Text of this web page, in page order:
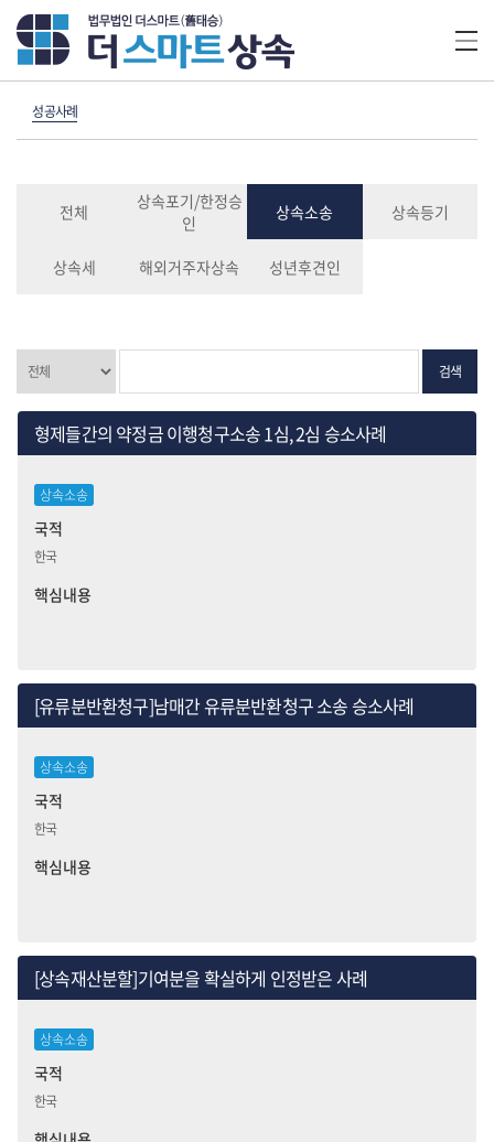
성공사례
전체
상속포기/한정승
인
상속소송 상속등기
상속세 해외거주자상속 성년후견인
검색
형제들간의 약정금 이행청구소송 1심, 2심 승소사례
상속소송
국적
한국
핵심내용
[유류분반환청구]남매간 유류분반환청구 소송 승소사례
상속소송
국적
한국
핵심내용
[상속재산분할]기여분을 확실하게 인정받은 사례
상속소송
국적
한국